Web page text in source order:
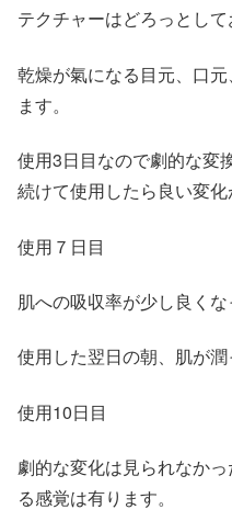
テクチャーはどろっとして
乾燥が氣になる目元、口
ます。
使用3日目なので劇的な変
続けて使用したら良い変化
使用７日目
肌への吸収率が少し良くな
使用した翌日の朝、肌が潤
使用10日目
劇的な変化は見られなか
る感覚は有ります。